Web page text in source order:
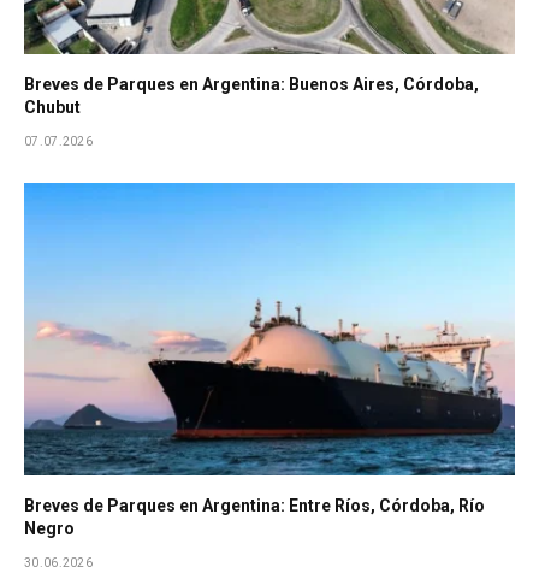
Breves de Parques en Argentina: Buenos Aires, Córdoba,
Chubut
07.07.2026
Breves de Parques en Argentina: Entre Ríos, Córdoba, Río
Negro
30.06.2026